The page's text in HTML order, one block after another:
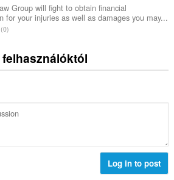
k
Group will fight to obtain financial
for your injuries as well as damages you may...
0
Log in to post